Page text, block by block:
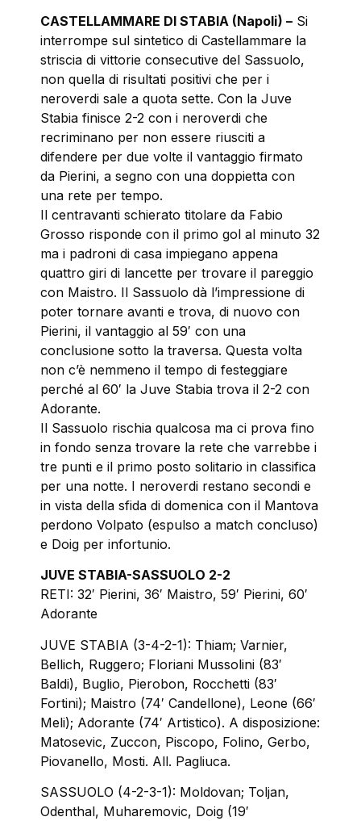
CASTELLAMMARE DI STABIA (Napoli) – Si
interrompe sul sintetico di Castellammare la
striscia di vittorie consecutive del Sassuolo,
non quella di risultati positivi che per i
neroverdi sale a quota sette. Con la Juve
Stabia finisce 2-2 con i neroverdi che
recriminano per non essere riusciti a
difendere per due volte il vantaggio firmato
da Pierini, a segno con una doppietta con
una rete per tempo.
Il centravanti schierato titolare da Fabio
Grosso risponde con il primo gol al minuto 32
ma i padroni di casa impiegano appena
quattro giri di lancette per trovare il pareggio
con Maistro. Il Sassuolo dà l’impressione di
poter tornare avanti e trova, di nuovo con
Pierini, il vantaggio al 59′ con una
conclusione sotto la traversa. Questa volta
non c’è nemmeno il tempo di festeggiare
perché al 60′ la Juve Stabia trova il 2-2 con
Adorante.
Il Sassuolo rischia qualcosa ma ci prova fino
in fondo senza trovare la rete che varrebbe i
tre punti e il primo posto solitario in classifica
per una notte. I neroverdi restano secondi e
in vista della sfida di domenica con il Mantova
perdono Volpato (espulso a match concluso)
e Doig per infortunio.
JUVE STABIA-SASSUOLO 2-2
RETI: 32′ Pierini, 36′ Maistro, 59′ Pierini, 60′
Adorante
JUVE STABIA (3-4-2-1): Thiam; Varnier,
Bellich, Ruggero; Floriani Mussolini (83′
Baldi), Buglio, Pierobon, Rocchetti (83′
Fortini); Maistro (74′ Candellone), Leone (66′
Meli); Adorante (74′ Artistico). A disposizione:
Matosevic, Zuccon, Piscopo, Folino, Gerbo,
Piovanello, Mosti. All. Pagliuca.
SASSUOLO (4-2-3-1): Moldovan; Toljan,
Odenthal, Muharemovic, Doig (19′